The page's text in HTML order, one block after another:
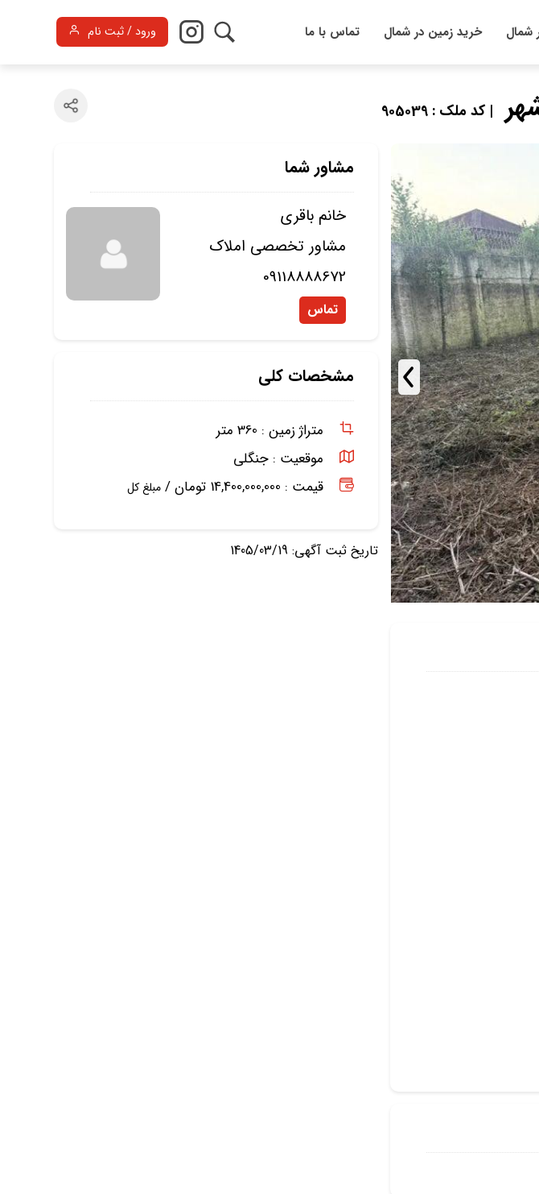
شمال خرید زمین در شمال تماس با ما ورود / ثبت نام
| کد ملک : 905039
مشاور شما
خانم باقری
مشاور تخصصی املاک
09118888672
تماس
مشخصات کلی
متراژ زمین : 360 متر
موقعیت : جنگلی
قیمت : 14,400,000,000 تومان /
مبلغ کل
تاریخ ثبت آگهی: 1405/03/19